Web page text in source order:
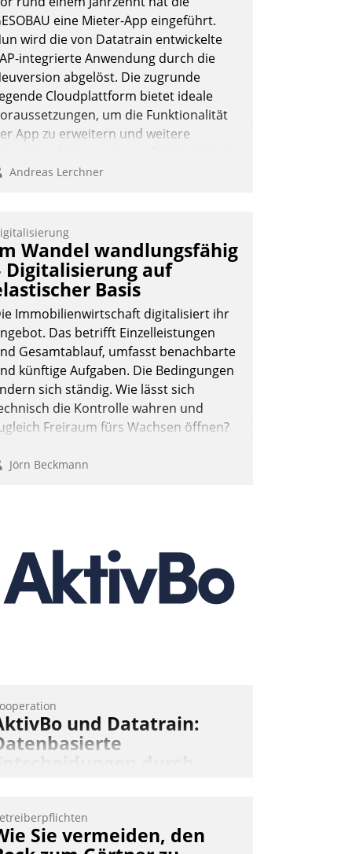
eine Mieter-App eingeführt.
wird die von Datatrain entwickelte
integrierte Anwendung durch die
abgelöst. Die zugrunde
Cloudplattform bietet ideale
um die Funktionalität
App zu erweitern und weitere
SAP zu integrieren.
Andreas Lerchner
Wandel wandlungsfähig
Digitalisierung auf
Basis
Immobilienwirtschaft digitalisiert ihr
Das betrifft Einzelleistungen
Gesamtablauf, umfasst benachbarte
künftige Aufgaben. Die Bedingungen
sich ständig. Wie lässt sich
die Kontrolle wahren und
Freiraum fürs Wachsen öffnen?
Jörn Beckmann
und Datatrain:
und Datatrain kooperieren –
profitieren: Die
Sie vermeiden, den